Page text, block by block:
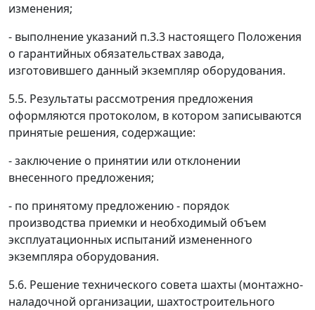
изменения;
- выполнение указаний п.3.3 настоящего Положения
о гарантийных обязательствах завода,
изготовившего данный экземпляр оборудования.
5.5. Результаты рассмотрения предложения
оформляются протоколом, в котором записываются
принятые решения, содержащие:
- заключение о принятии или отклонении
внесенного предложения;
- по принятому предложению - порядок
производства приемки и необходимый объем
эксплуатационных испытаний измененного
экземпляра оборудования.
5.6. Решение технического совета шахты (монтажно-
наладочной организации, шахтостроительного